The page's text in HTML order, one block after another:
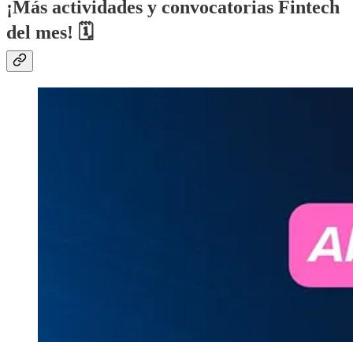
¡Más actividades y convocatorias Fintech
del mes! 🗓️